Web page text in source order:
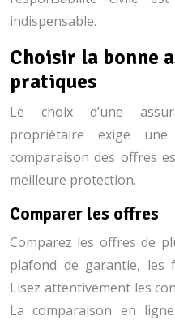
indispensable.
Choisir la bonne
pratiques
Le choix d’une
propriétaire exige
comparaison des offres
meilleure protection.
Comparer les offres
Comparez les offres de
plafond de garantie, les
Lisez attentivement les
La comparaison en